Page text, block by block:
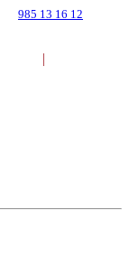
985 13 16 12
|